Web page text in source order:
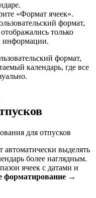
«Формат ячеек».
формат,
только
информации.
формат,
календарь, где все
автоматически выделять
более наглядным.
ячеек с датами и
форматирование →